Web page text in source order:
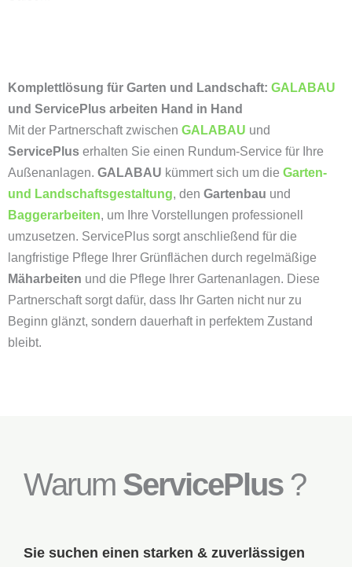
Komplettlösung für Garten und Landschaft: GALABAU
und ServicePlus arbeiten Hand in Hand
Mit der Partnerschaft zwischen GALABAU und
ServicePlus erhalten Sie einen Rundum-Service für Ihre
Außenanlagen. GALABAU kümmert sich um die Garten-
und Landschaftsgestaltung, den Gartenbau und
Baggerarbeiten, um Ihre Vorstellungen professionell
umzusetzen. ServicePlus sorgt anschließend für die
langfristige Pflege Ihrer Grünflächen durch regelmäßige
Mäharbeiten und die Pflege Ihrer Gartenanlagen. Diese
Partnerschaft sorgt dafür, dass Ihr Garten nicht nur zu
Beginn glänzt, sondern dauerhaft in perfektem Zustand
bleibt.
Warum ServicePlus?
Sie suchen einen starken & zuverlässigen